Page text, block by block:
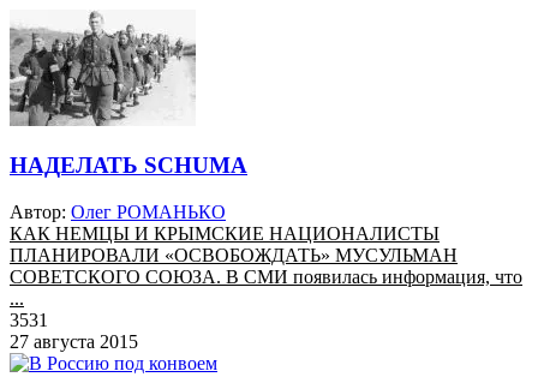
НАДЕЛАТЬ SCHUMA
Автор: Олег РОМАНЬКО
КАК НЕМЦЫ И КРЫМСКИЕ НАЦИОНАЛИСТЫ
ПЛАНИРОВАЛИ «ОСВОБОЖДАТЬ» МУСУЛЬМАН
СОВЕТСКОГО СОЮЗА. В СМИ появилась информация, что
...
3531
27 августа 2015